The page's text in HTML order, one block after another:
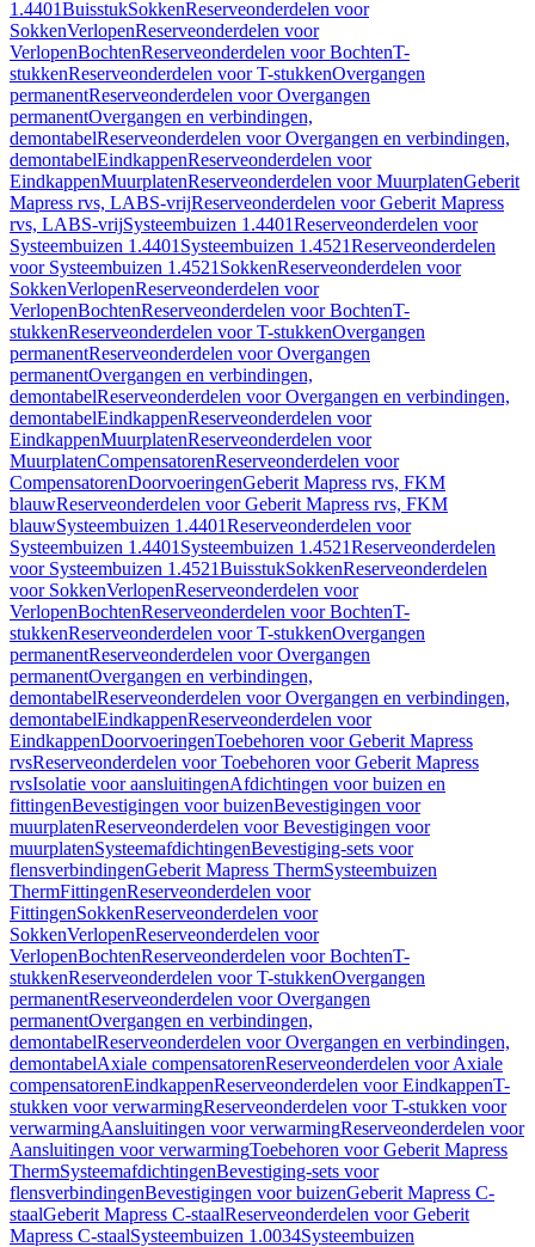
1.4401BuisstukSokkenReserveonderdelen voor
SokkenVerlopenReserveonderdelen voor
VerlopenBochtenReserveonderdelen voor BochtenT-
stukkenReserveonderdelen voor T-stukkenOvergangen
permanentReserveonderdelen voor Overgangen
permanentOvergangen en verbindingen,
demontabelReserveonderdelen voor Overgangen en verbindingen,
demontabelEindkappenReserveonderdelen voor
EindkappenMuurplatenReserveonderdelen voor MuurplatenGeberit
Mapress rvs, LABS-vrijReserveonderdelen voor Geberit Mapress
rvs, LABS-vrijSysteembuizen 1.4401Reserveonderdelen voor
Systeembuizen 1.4401 Systeembuizen 1.4521Reserveonderdelen
voor Systeembuizen 1.4521 SokkenReserveonderdelen voor
SokkenVerlopenReserveonderdelen voor
VerlopenBochtenReserveonderdelen voor BochtenT-
stukkenReserveonderdelen voor T-stukkenOvergangen
permanentReserveonderdelen voor Overgangen
permanentOvergangen en verbindingen,
demontabelReserveonderdelen voor Overgangen en verbindingen,
demontabelEindkappenReserveonderdelen voor
EindkappenMuurplatenReserveonderdelen voor
MuurplatenCompensatorenReserveonderdelen voor
CompensatorenDoorvoeringenGeberit Mapress rvs, FKM
blauwReserveonderdelen voor Geberit Mapress rvs, FKM
blauwSysteembuizen 1.4401Reserveonderdelen voor
Systeembuizen 1.4401 Systeembuizen 1.4521Reserveonderdelen
voor Systeembuizen 1.4521BuisstukSokkenReserveonderdelen
voor SokkenVerlopenReserveonderdelen voor
VerlopenBochtenReserveonderdelen voor BochtenT-
stukkenReserveonderdelen voor T-stukkenOvergangen
permanentReserveonderdelen voor Overgangen
permanentOvergangen en verbindingen,
demontabelReserveonderdelen voor Overgangen en verbindingen,
demontabelEindkappenReserveonderdelen voor
EindkappenDoorvoeringenToebehoren voor Geberit Mapress
rvsReserveonderdelen voor Toebehoren voor Geberit Mapress
rvsIsolatie voor aansluitingenAfdichtingen voor buizen en
fittingenBevestigingen voor buizenBevestigingen voor
muurplatenReserveonderdelen voor Bevestigingen voor
muurplatenSysteemafdichtingenBevestiging-sets voor
flensverbindingenGeberit Mapress ThermSysteembuizen
ThermFittingenReserveonderdelen voor
FittingenSokkenReserveonderdelen voor
SokkenVerlopenReserveonderdelen voor
VerlopenBochtenReserveonderdelen voor BochtenT-
stukkenReserveonderdelen voor T-stukkenOvergangen
permanentReserveonderdelen voor Overgangen
permanentOvergangen en verbindingen,
demontabelReserveonderdelen voor Overgangen en verbindingen,
demontabelAxiale compensatorenReserveonderdelen voor Axiale
compensatorenEindkappenReserveonderdelen voor EindkappenT-
stukken voor verwarmingReserveonderdelen voor T-stukken voor
verwarmingAansluitingen voor verwarmingReserveonderdelen voor
Aansluitingen voor verwarmingToebehoren voor Geberit Mapress
ThermSysteemafdichtingenBevestiging-sets voor
flensverbindingenBevestigingen voor buizenGeberit Mapress C-
staalGeberit Mapress C-staalReserveonderdelen voor Geberit
Mapress C-staalSysteembuizen 1.0034Systeembuizen